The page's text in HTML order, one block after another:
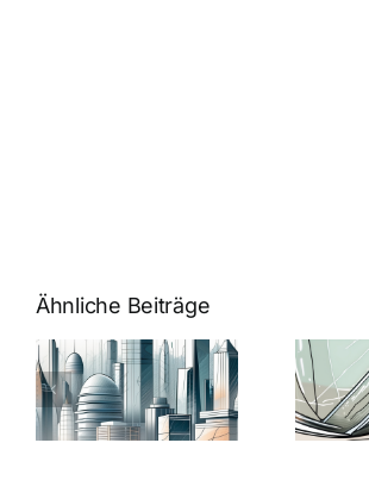
Ähnliche Beiträge
5 Gründe,
warum
Nanoversiegelung
auf Glas